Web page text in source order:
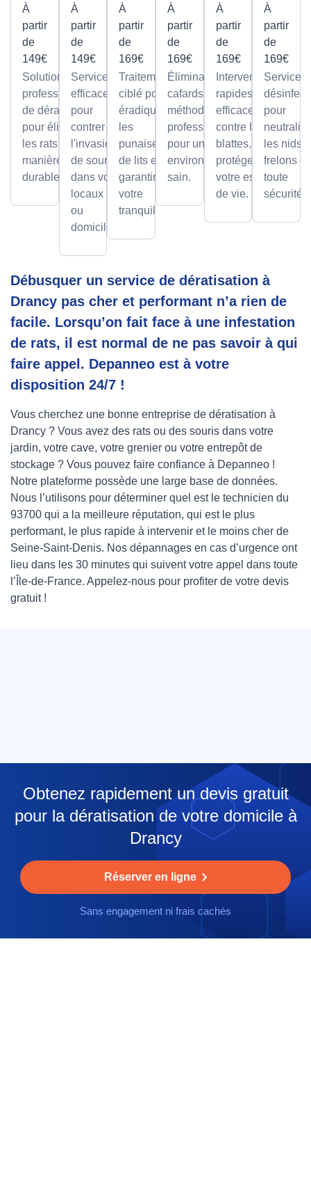
À
partir
de
149€
Solutions
professionnelles
de dératisation
pour éliminer
les rats de
manière sûre et
durable.
À
partir
de
149€
Services
efficaces
pour
contrer
l'invasion
de souris
dans vos
locaux
ou
domicile.
À
partir
de
169€
Traitement
ciblé pour
éradiquer
les
punaises
de lits et
garantir
votre
tranquillité.
À
partir
de
169€
Élimination des
cafards avec des
méthodes
professionnelles,
pour un
environnement
sain.
À
partir
de
169€
Interventions
rapides et
efficaces
contre les
blattes, pour
protéger
votre espace
de vie.
À
partir
de
169€
Services
pour
les nids
frelons
toute
sécurité.
Débusquer un service de dératisation à
Drancy pas cher et performant n’a rien de
facile. Lorsqu’on fait face à une infestation
de rats, il est normal de ne pas savoir à qui
faire appel. Depanneo est à votre
disposition 24/7 !
Vous cherchez une bonne entreprise de dératisation à
Drancy ? Vous avez des rats ou des souris dans votre
jardin, votre cave, votre grenier ou votre entrepôt de
stockage ? Vous pouvez faire confiance à Depanneo !
Notre plateforme possède une large base de données.
Nous l’utilisons pour déterminer quel est le technicien du
93700 qui a la meilleure réputation, qui est le plus
performant, le plus rapide à intervenir et le moins cher de
Seine-Saint-Denis. Nos dépannages en cas d’urgence ont
lieu dans les 30 minutes qui suivent votre appel dans toute
l’Île-de-France. Appelez-nous pour profiter de votre devis
gratuit !
Obtenez rapidement un devis gratuit
pour la dératisation de votre domicile à
Drancy
Réserver en ligne
Sans engagement ni frais cachés